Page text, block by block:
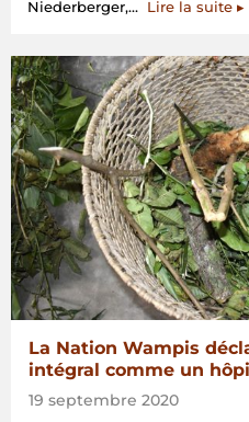
Niederberger,… Lire la suite«
de
▸
La Nation Wampis
intégral comme un
19 septembre 2020